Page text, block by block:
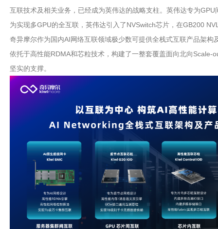
互联技术及相关业务，已经成为英伟达的战略支柱。英伟达专为
为实现多GPU的全互联，英伟达引入了NVSwitch芯片，在GB200
奇异摩尔作为国内AI网络互联领域极少数可提供全栈式互联产品架
依托于高性能RDMA和芯粒技术，构建了一整套覆盖面向北向
坚实的支撑。